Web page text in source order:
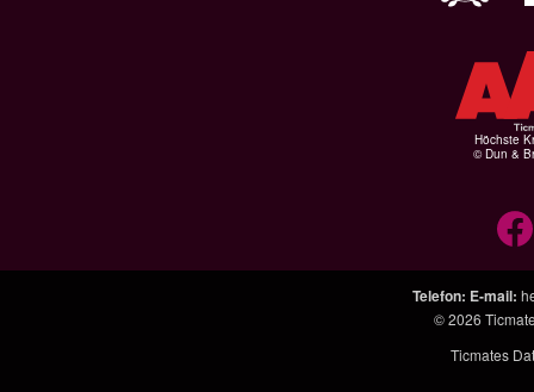
Höchste
© Dun &
Telefon: E-mail:
© 2026
Ticmates